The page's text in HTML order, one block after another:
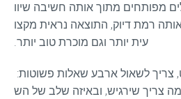
מפותחים מתוך אותה חשיבה שיוו
רמת דיוק, התוצאה נראית מקצו
עית יותר וגם מוכרת טוב יותר.
צריך שירגיש, ובאיזה שלב של הש